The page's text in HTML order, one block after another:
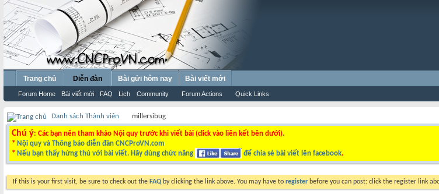
Trang chủ Diễn đàn
Forum Home Bài viết mới FAQ Lịch Community Forum Actions Quick Links
Bài gửi hôm nay Bài viết mới
Danh sách Thành viên millersibug
Chú ý: Các bạn nên tham khảo Nội quy trước khi viết bài (click vào liên kết bên dưới).
* Nội quy và Thông báo diễn đàn CNCProVN.com
* Nếu bạn thấy hứng thú với bài viết. Hãy dùng chức năng để chia sẻ bài viết lên facebook.
If this is your first visit, be sure to check out the FAQ by clicking the link above. You may have to register before you can post: click the register link